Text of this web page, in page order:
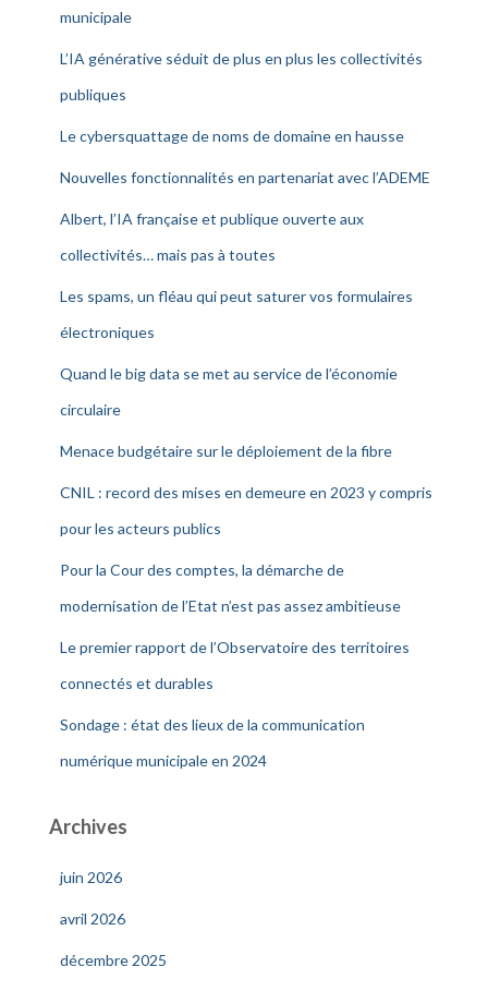
municipale
L’IA générative séduit de plus en plus les collectivités
publiques
Le cybersquattage de noms de domaine en hausse
Nouvelles fonctionnalités en partenariat avec l’ADEME
Albert, l’IA française et publique ouverte aux
collectivités… mais pas à toutes
Les spams, un fléau qui peut saturer vos formulaires
électroniques
Quand le big data se met au service de l’économie
circulaire
Menace budgétaire sur le déploiement de la fibre
CNIL : record des mises en demeure en 2023 y compris
pour les acteurs publics
Pour la Cour des comptes, la démarche de
modernisation de l’Etat n’est pas assez ambitieuse
Le premier rapport de l’Observatoire des territoires
connectés et durables
Sondage : état des lieux de la communication
numérique municipale en 2024
Archives
juin 2026
avril 2026
décembre 2025